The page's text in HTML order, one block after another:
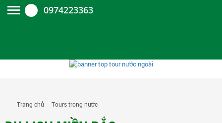
0974223363
Trang chủ Tours trong nước